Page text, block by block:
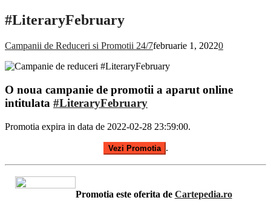
#LiteraryFebruary
Campanii de Reduceri si Promotii 24/7februarie 1, 20220
O noua campanie de promotii a aparut online
intitulata #LiteraryFebruary
Promotia expira in data de 2022-02-28 23:59:00.
Vezi Promotia .
Promotia este oferita de Cartepedia.ro